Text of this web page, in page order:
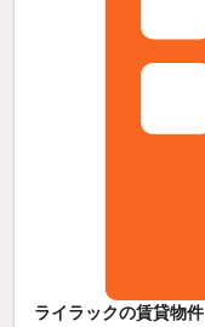
ライラックの賃貸物件